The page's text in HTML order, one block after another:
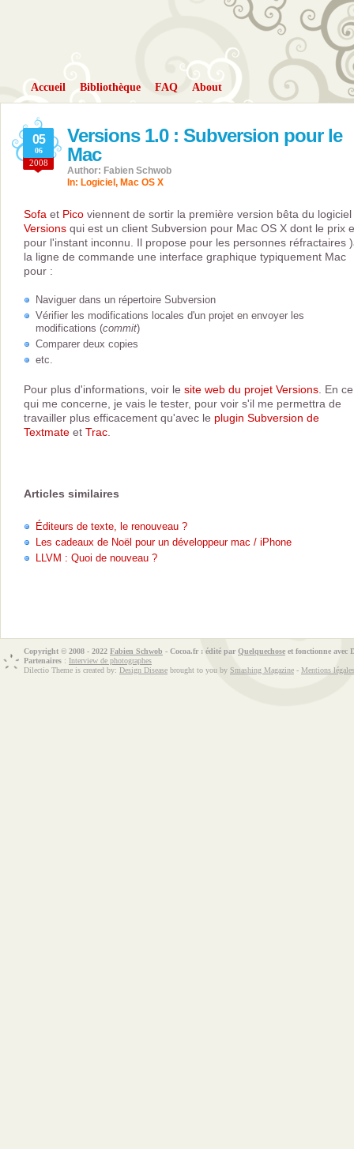
Accueil Bibliothèque FAQ About
Versions 1.0 : Subversion pour le
Mac
05
06
2008
Author: Fabien Schwob
In: Logiciel , Mac OS X
Sofa et Pico viennent de sortir la première version bêta du logiciel
Versions qui est un client Subversion pour Mac OS X dont le prix
pour l'instant inconnu. Il propose pour les personnes réfractaires
la ligne de commande une interface graphique typiquement Mac
pour :
Naviguer dans un répertoire Subversion
Vérifier les modifications locales d'un projet en envoyer les
modifications (commit)
Comparer deux copies
etc.
Pour plus d'informations, voir le site web du projet Versions . En ce
qui me concerne, je vais le tester, pour voir s'il me permettra de
travailler plus efficacement qu'avec le plugin Subversion de
Textmate et Trac
Articles similaires
Éditeurs de texte, le renouveau ?
Les cadeaux de Noël pour un développeur mac / iPhone
LLVM : Quoi de nouveau ?
Copyright © 2008 - 2022 Fabien Schwob - Cocoa.fr : édité par Quelquechose et fonctionne avec
Partenaires : Interview de photographes
Dilectio Theme is created by: Design Disease brought to you by Smashing Magazine - Mentions légales